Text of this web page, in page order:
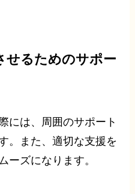
せるためのサポー
には、周囲のサポート
。また、適切な支援を
ーズになります。